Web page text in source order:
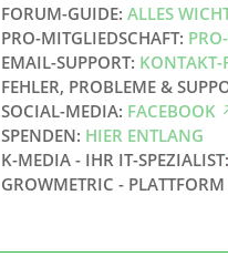
FORUM-GUIDE: ALLES
PRO-MITGLIEDSCHAFT:
EMAIL-SUPPORT: KONTAKT-
FEHLER, PROBLEME &
SOCIAL-MEDIA: FACEBOOK
SPENDEN: HIER ENTLANG
K-MEDIA - IHR IT-SPEZIALIST:
GROWMETRIC -